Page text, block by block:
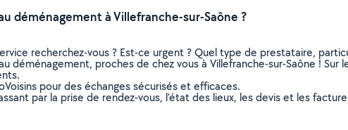
déménagement à Villefranche-sur-Saône ?
recherchez-vous ? Est-ce urgent ? Quel type de prestataire,
déménagement, proches de chez vous à Villefranche-sur-Saône !
pour des échanges sécurisés et efficaces.
par la prise de rendez-vous, l’état des lieux, les devis et les